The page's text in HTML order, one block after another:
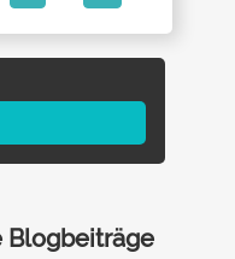
Blogbeiträge